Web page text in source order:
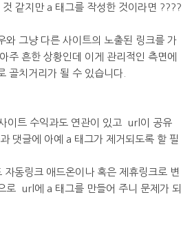
같지만 a 태그를 작성한 것이라면 ????
와 그냥 다른 사이트의 노출된 링크를 가
주 흔한 상황인데 이게 관리적인 측면에
골치거리가 될 수 있습니다.
이트 수익과도 연관이 있고 url이 공유
댓글에 아예 a 태그가 제거되도록 할 필
자동링크 애드온이나 혹은 제휴링크로 변
로 url에 a 태그를 만들어 주니 문제가 되